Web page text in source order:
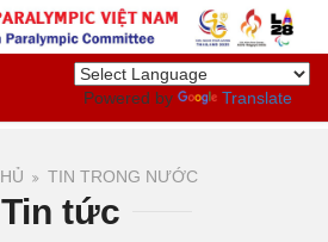
Powered by Translate
TIN TRONG NƯỚC
Tin tức